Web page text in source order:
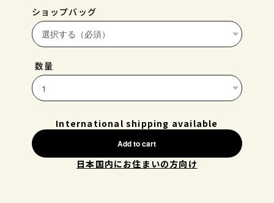
ショップバッグ
数量
International shipping available
Add to cart
日本国内にお住まいの方向け